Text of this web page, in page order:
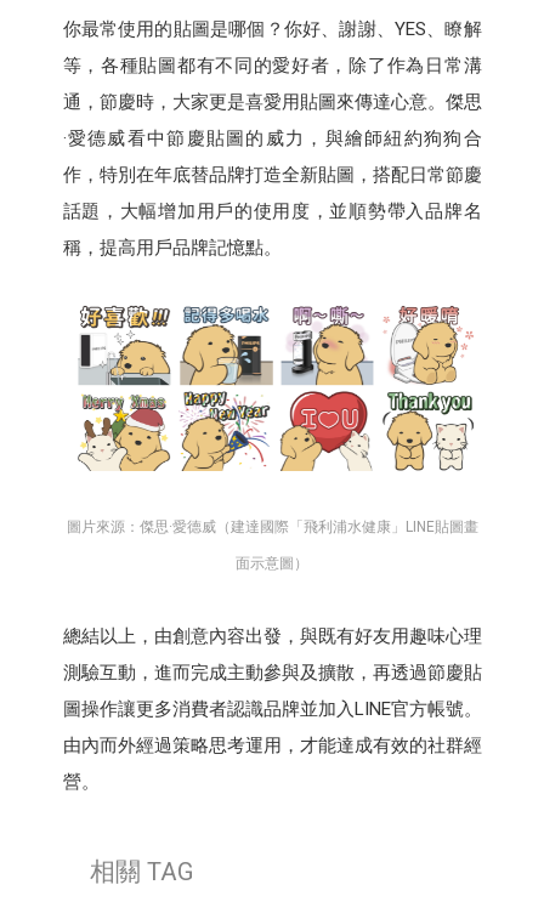
你最常使用的貼圖是哪個？你好、謝謝、YES、瞭解
等，各種貼圖都有不同的愛好者，除了作為日常溝
通，節慶時，大家更是喜愛用貼圖來傳達心意。傑思
·愛德威看中節慶貼圖的威力，與繪師紐約狗狗合
作，特別在年底替品牌打造全新貼圖，搭配日常節慶
話題，大幅增加用戶的使用度，並順勢帶入品牌名
稱，提高用戶品牌記憶點。
圖片來源：傑思·愛德威（建達國際「飛利浦水健康」LINE貼圖畫
面示意圖）
總結以上，由創意內容出發，與既有好友用趣味心理
測驗互動，進而完成主動參與及擴散，再透過節慶貼
圖操作讓更多消費者認識品牌並加入LINE官方帳號。
由內而外經過策略思考運用，才能達成有效的社群經
營。
相關 TAG